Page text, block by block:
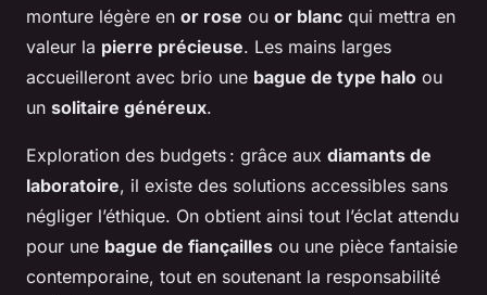
monture légère en or rose ou or blanc qui mettra en
valeur la pierre précieuse. Les mains larges
accueilleront avec brio une bague de type halo ou
un solitaire généreux.
Exploration des budgets : grâce aux diamants de
laboratoire, il existe des solutions accessibles sans
négliger l’éthique. On obtient ainsi tout l’éclat attendu
pour une bague de fiançailles ou une pièce fantaisie
contemporaine, tout en soutenant la responsabilité